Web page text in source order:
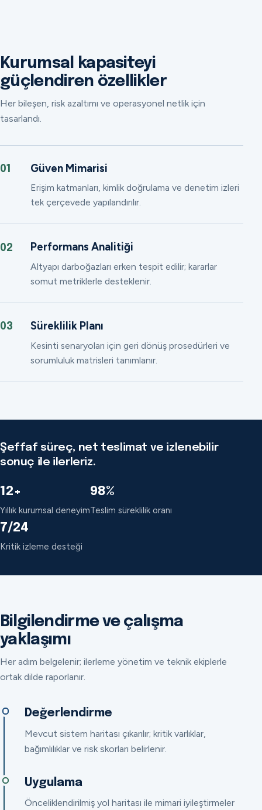
Kurumsal kapasiteyi
güçlendiren özellikler
Her bileşen, risk azaltımı ve operasyonel netlik için
tasarlandı.
01 Güven Mimarisi
Erişim katmanları, kimlik doğrulama ve denetim izleri
tek çerçevede yapılandırılır.
02 Performans Analitiği
Altyapı darboğazları erken tespit edilir; kararlar
somut metriklerle desteklenir.
03 Süreklilik Planı
Kesinti senaryoları için geri dönüş prosedürleri ve
sorumluluk matrisleri tanımlanır.
Şeffaf süreç, net teslimat ve izlenebilir
sonuç ile ilerleriz.
12+
Yıllık kurumsal deneyim
98%
Teslim süreklilik oranı
7/24
Kritik izleme desteği
Bilgilendirme ve çalışma
yaklaşımı
Her adım belgelenir; ilerleme yönetim ve teknik ekiplerle
ortak dilde raporlanır.
Değerlendirme
Mevcut sistem haritası çıkarılır; kritik varlıklar,
bağımlılıklar ve risk skorları belirlenir.
Uygulama
Önceliklendirilmiş yol haritası ile mimari iyileştirmeler